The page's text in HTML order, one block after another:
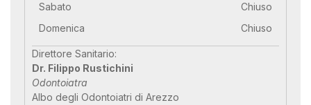
Sabato
Chiuso
Domenica
Chiuso
Direttore Sanitario:
Dr. Filippo Rustichini
Odontoiatra
Albo degli Odontoiatri di Arezzo